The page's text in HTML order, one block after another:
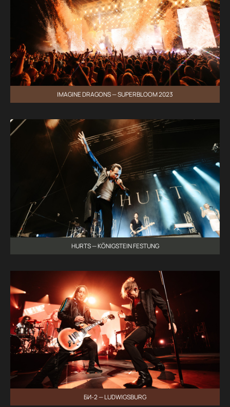
IMAGINE DRAGONS — SUPERBLOOM 2023
HURTS — KÖNIGSTEIN FESTUNG
БИ-2 — LUDWIGSBURG